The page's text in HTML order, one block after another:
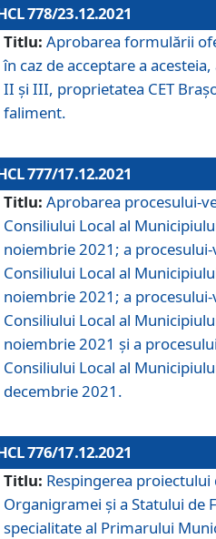
778/23.12.2021
Titlu: Aprobarea formulării
în caz de acceptare a
II și III, proprietatea CET
faliment.
777/17.12.2021
Titlu: Aprobarea procesului-
Consiliului Local al
noiembrie 2021; a
Consiliului Local al
noiembrie 2021; a
Consiliului Local al
noiembrie 2021 și a
Consiliului Local al
decembrie 2021.
776/17.12.2021
Titlu: Respingerea
Organigramei şi a Statului de
specialitate al Primarului